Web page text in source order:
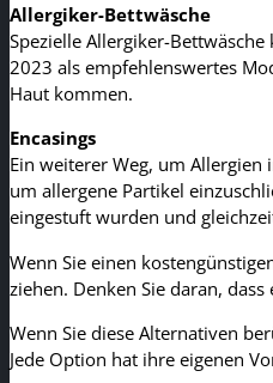
Allergiker-Bettwäsche
Spezielle Allergiker-
2023 als empfehlenswertes
Haut kommen.
Encasings
Ein weiterer Weg, um Allergien
um allergene Partikel
eingestuft wurden und
Wenn Sie einen
ziehen. Denken Sie daran,
Wenn Sie diese Alternativen
Jede Option hat ihre eigenen